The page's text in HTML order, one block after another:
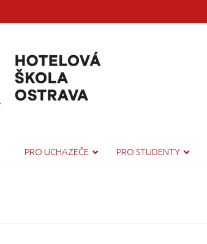
PRO UCHAZEČE PRO STUDENTY